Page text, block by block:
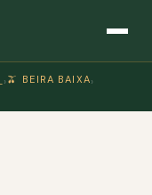
› 🫒 BEIRA BAIXA›